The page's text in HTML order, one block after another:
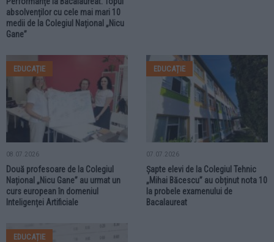
absolvenților cu cele mai mari 10
medii de la Colegiul Național „Nicu
Gane”
EDUCAȚIE
08.07.2026
Două profesoare de la Colegiul
Național „Nicu Gane” au urmat un
curs european în domeniul
Inteligenței Artificiale
EDUCAȚIE
07.07.2026
Șapte elevi de la Colegiul Tehnic
„Mihai Băcescu” au obținut nota 10
la probele examenului de
Bacalaureat
EDUCAȚIE